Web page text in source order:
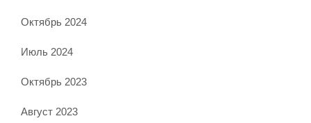
Октябрь 2024
Июль 2024
Октябрь 2023
Август 2023